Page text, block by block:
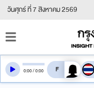
วันศุกร์ ที่ 7 สิงหาคม 2569
0:00/0:00 สลับเสียงอ่าน